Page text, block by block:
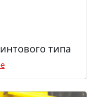
типа